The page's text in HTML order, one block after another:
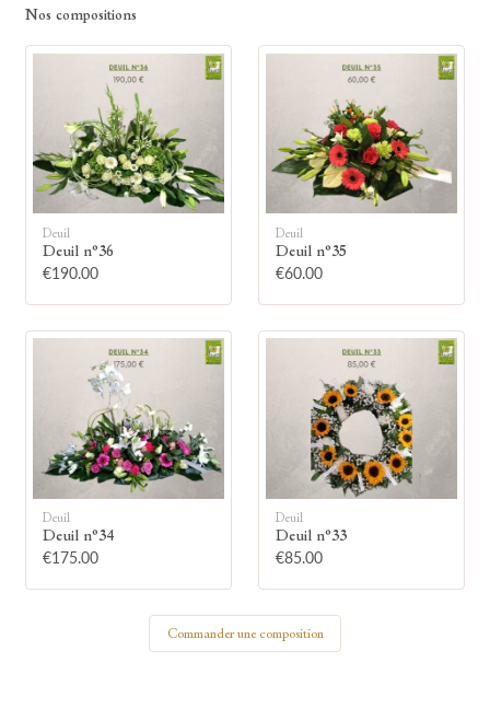
Allumez une bougie
Montrez votre soutien à la famille en
allumant symboliquement une bougie.
Nos compositions
Deuil
Deuil n°36
€190.00
Deuil
Deuil n°35
€60.00
Deuil
Deuil n°34
€175.00
Deuil
Deuil n°33
€85.00
Commander une composition